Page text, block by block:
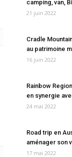
camping, van,
21 juin 2022
Cradle
au patrimoine
16 juin 2022
Rainbow
en synergie
24 mai 2022
Road trip en
aménager son
17 mai 2022